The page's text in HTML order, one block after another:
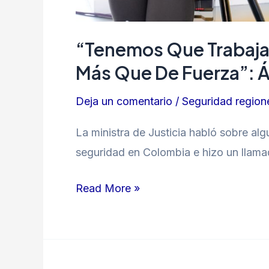
“Tenemos Que
Más Que De Fuerza”:
Deja un comentario / Seguridad
La ministra de Justicia habló sobre
seguridad en Colombia e hizo un
Read More »